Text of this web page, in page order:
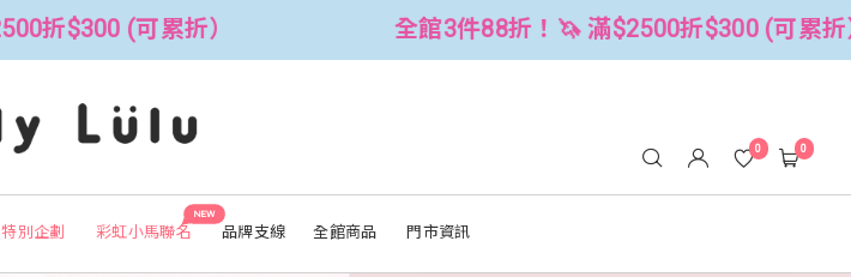
全館3件88折！🦄 滿$2500折$300 (可累折） 全館3件88折！
特別企劃
NEW
彩虹小馬聯名 品牌支線 全館商品 門市資訊
0 0